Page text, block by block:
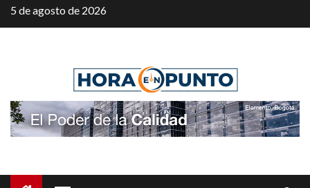
Saltar
al
5 de agosto de 2026